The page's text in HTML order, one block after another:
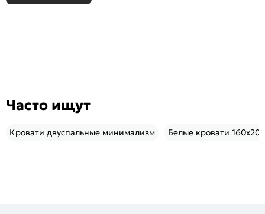
Часто ищут
Кровати двуспальные минимализм Белые кровати